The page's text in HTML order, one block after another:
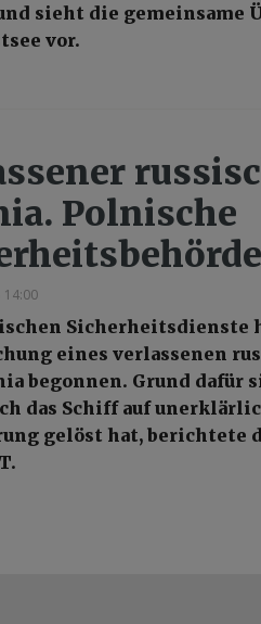
sieht die gemeinsame
vor.
Polnische
14:00
Sicherheitsdienste
eines verlassenen
begonnen. Grund dafür
das Schiff auf
gelöst hat, berichtete